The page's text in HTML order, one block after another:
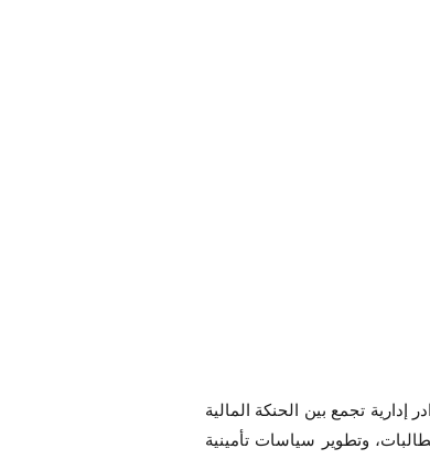
تجمع بين الحنكة المالية
وتطوير سياسات تأمينية